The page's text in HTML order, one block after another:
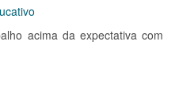
acima da expectativa com